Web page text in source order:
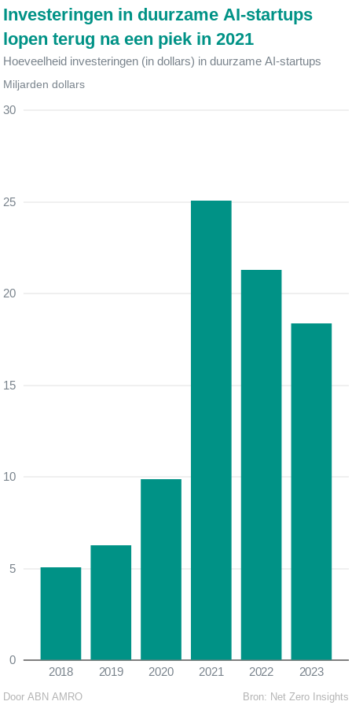
Investeringen in duurzame AI-startups
lopen terug na een piek in 2021
Hoeveelheid investeringen (in dollars) in duurzame AI-startups
Miljarden dollars
2023
2022
2021
2020
2019
2018
0
5
10
15
20
25
30
Bron: Net Zero Insights
Door ABN AMRO